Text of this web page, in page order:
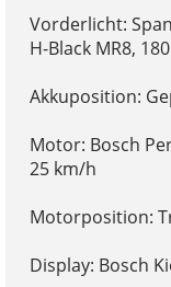
Vorderlicht:
H-Black MR8,
Akkuposition:
Motor: Bosch
25 km/h
Motorposition:
Display: Bosch